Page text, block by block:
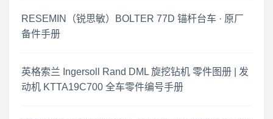
RESEMIN（锐思敏）BOLTER 77D 锚杆台车 · 原厂
备件手册
英格索兰 Ingersoll Rand DML 旋挖钻机 零件图册 | 发
动机 KTTA19C700 全车零件编号手册